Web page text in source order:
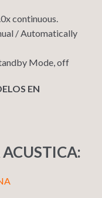
continuous.
/ Automatically
Mode, off
EN